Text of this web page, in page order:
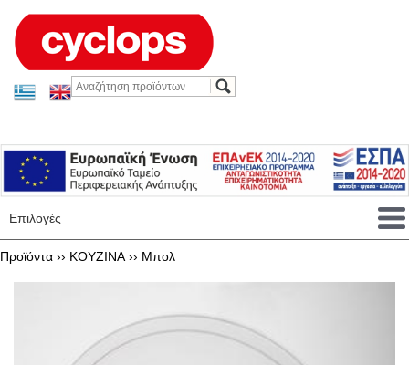
Επιλογές
Προϊόντα ›› KOYZINA›› Μπολ